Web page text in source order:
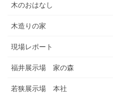
木のおはなし
木造りの家
現場レポート
福井展示場 家の森
若狭展示場 本社